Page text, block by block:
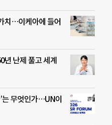
치…이케아에 들어
년 난제 풀고 세계
는 무엇인가…UN이